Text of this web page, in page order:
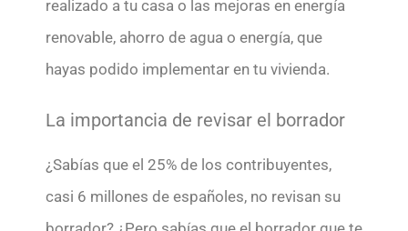
realizado a tu casa o las mejoras en energía
renovable, ahorro de agua o energía, que
hayas podido implementar en tu vivienda.
La importancia de revisar el borrador
¿Sabías que el 25% de los contribuyentes,
casi 6 millones de españoles, no revisan su